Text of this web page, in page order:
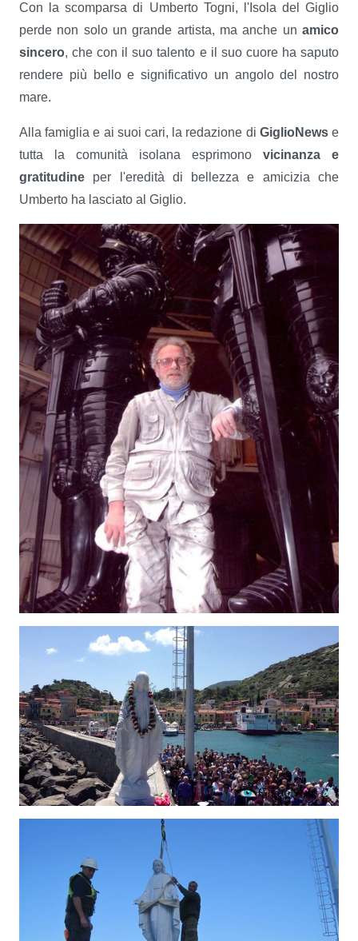
Con la scomparsa di Umberto Togni, l'Isola del Giglio
perde non solo un grande artista, ma anche un amico
sincero, che con il suo talento e il suo cuore ha saputo
rendere più bello e significativo un angolo del nostro
mare.
Alla famiglia e ai suoi cari, la redazione di GiglioNewse
tutta la comunità isolana esprimono vicinanza e
gratitudine per l'eredità di bellezza e amicizia che
Umberto ha lasciato al Giglio.